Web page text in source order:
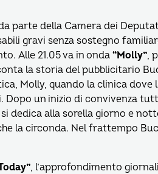
parte della Camera dei
gravi senza sostegno
Alle 21.05 va in onda “Molly”,
la storia del pubblicitario
Molly, quando la clinica
Dopo un inizio di convivenza
dedica alla sorella giorno e
la circonda. Nel frattempo
, l’approfondimento